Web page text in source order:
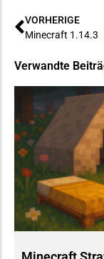
VORHERIGE
Minecraft 1.14.3
Verwandte